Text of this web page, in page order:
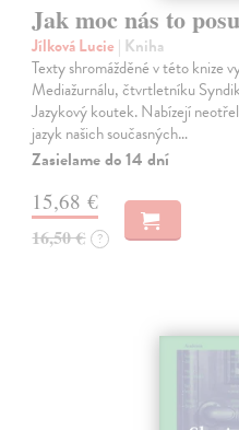
Jak moc nás to
Jílková Lucie | Kniha
Texty shromážděné v této knize
Mediažurnálu, čtvrtletníku
Jazykový koutek. Nabízejí
jazyk našich současných…
Zasielame do 14 dní
15,68 €
16,50 € ?